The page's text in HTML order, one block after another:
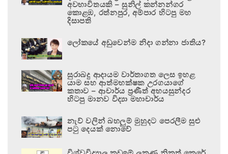
අවභාවිතයකි – සුනිල් කන්නන්ගර
කොළඹ, රත්නපුර, අම්පාර හිටපු මහ
දිසාපති
ලෝකයේ අඩුවෙන්ම නිදා ගන්නා ජාතිය?
සුරාබදු ආදායම වාර්තාගත ලෙස ඉහළ
යාම සහ ආත්මභක්ෂක උරගයාගේ
කතාව – ආචාර්ය ප්‍රණීත් අභයසුන්දර
හිටපු මානව විද්‍යා මහාචාර්ය
නැව් වලින් බහලුම් මුහුදට පෙරලීම සුළු
පටු දෙයක් නොවේ